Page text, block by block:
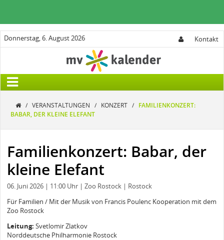
Donnerstag, 6. August 2026 Kontakt
/ VERANSTALTUNGEN / KONZERT / FAMILIENKONZERT:
BABAR, DER KLEINE ELEFANT
Familienkonzert: Babar, der
kleine Elefant
06. Juni 2026 | 11:00 Uhr | Zoo Rostock | Rostock
Für Familien / Mit der Musik von Francis Poulenc Kooperation mit dem
Zoo Rostock
Leitung: Svetlomir Zlatkov
Norddeutsche Philharmonie Rostock